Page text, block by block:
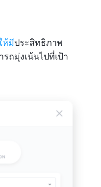
ห้มีประสิทธิภาพ
ถมุ่งเน้นไปที่เป้า